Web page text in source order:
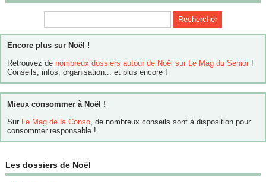
Encore plus sur Noël !
Retrouvez de nombreux dossiers autour de Noël sur Le Mag du Senior !
Conseils, infos, organisation... et plus encore !
Mieux consommer à Noël !
Sur
Le Mag de la Conso , de nombreux conseils sont à disposition pour
consommer responsable !
Les dossiers de Noël